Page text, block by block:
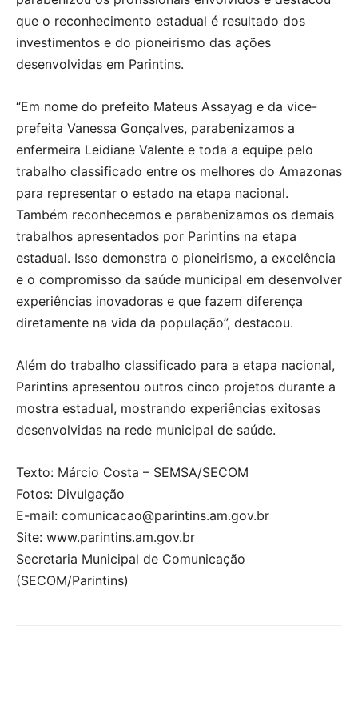
que o reconhecimento estadual é resultado dos
investimentos e do pioneirismo das ações
desenvolvidas em Parintins.
“Em nome do prefeito Mateus Assayag e da vice-
prefeita Vanessa Gonçalves, parabenizamos a
enfermeira Leidiane Valente e toda a equipe pelo
trabalho classificado entre os melhores do Amazonas
para representar o estado na etapa nacional.
Também reconhecemos e parabenizamos os demais
trabalhos apresentados por Parintins na etapa
estadual. Isso demonstra o pioneirismo, a excelência
e o compromisso da saúde municipal em desenvolver
experiências inovadoras e que fazem diferença
diretamente na vida da população”, destacou.
Além do trabalho classificado para a etapa nacional,
Parintins apresentou outros cinco projetos durante a
mostra estadual, mostrando experiências exitosas
desenvolvidas na rede municipal de saúde.
Texto: Márcio Costa – SEMSA/SECOM
Fotos: Divulgação
E-mail: comunicacao@parintins.am.gov.br
Site: www.parintins.am.gov.br
Secretaria Municipal de Comunicação
(SECOM/Parintins)